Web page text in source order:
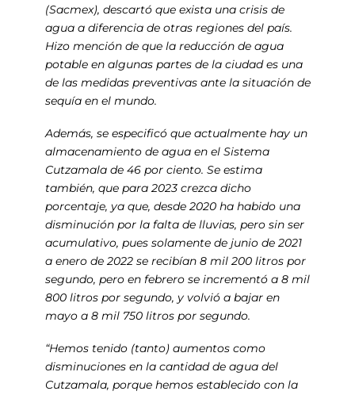
(Sacmex), descartó que exista una crisis de
agua a diferencia de otras regiones del país.
Hizo mención de que la reducción de agua
potable en algunas partes de la ciudad es una
de las medidas preventivas ante la situación de
sequía en el mundo.
Además, se especificó que actualmente hay un
almacenamiento de agua en el Sistema
Cutzamala de 46 por ciento. Se estima
también, que para 2023 crezca dicho
porcentaje, ya que, desde 2020 ha habido una
disminución por la falta de lluvias, pero sin ser
acumulativo, pues solamente de junio de 2021
a enero de 2022 se recibían 8 mil 200 litros por
segundo, pero en febrero se incrementó a 8 mil
800 litros por segundo, y volvió a bajar en
mayo a 8 mil 750 litros por segundo.
“Hemos tenido (tanto) aumentos como
disminuciones en la cantidad de agua del
Cutzamala, porque hemos establecido con la